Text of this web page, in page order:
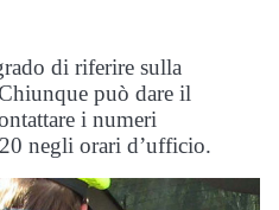
di riferire sulla
può dare il
i numeri
negli orari d’ufficio.